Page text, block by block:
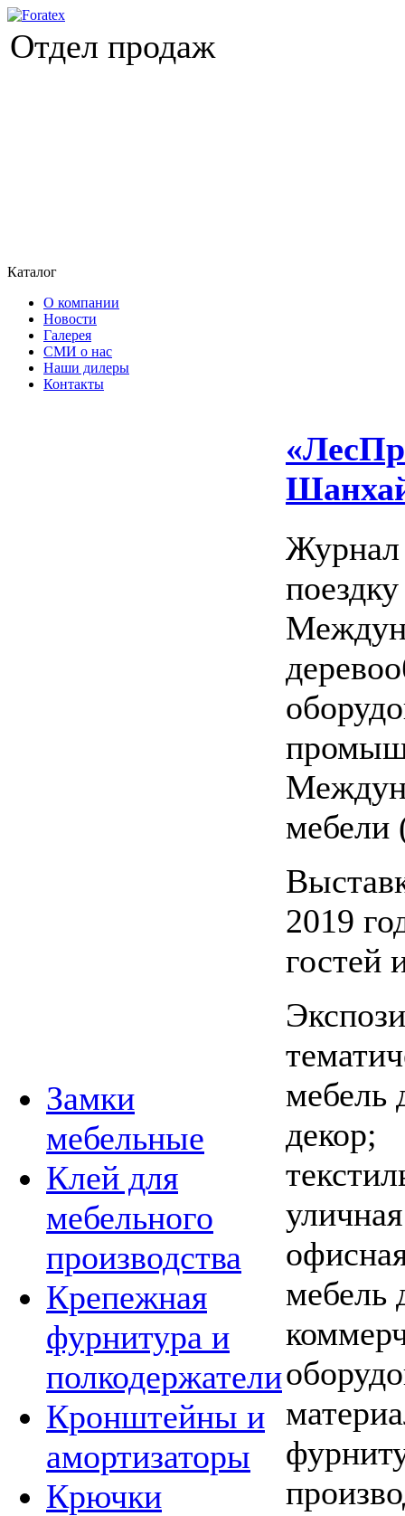
Отдел продаж
Каталог
О компании
Новости
Галерея
СМИ о нас
Наши дилеры
Контакты
Замки
мебельные
Клей для
мебельного
производства
Крепежная
фурнитура и
полкодержатели
Кронштейны и
амортизаторы
Крючки
Журнал
мебели
2019
гостей
мебель
декор;
мебель